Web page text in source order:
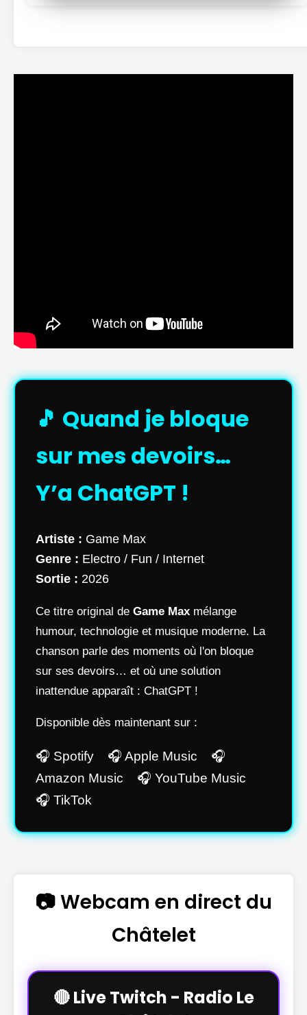
🎵 Quand je bloque
sur mes devoirs…
Y’a ChatGPT !
Artiste : Game Max
Genre : Electro / Fun / Internet
Sortie : 2026
Ce titre original de Game Max mélange
humour, technologie et musique moderne. La
chanson parle des moments où l'on bloque
sur ses devoirs… et où une solution
inattendue apparaît : ChatGPT !
Disponible dès maintenant sur :
🎧 Spotify 🎧 Apple Music 🎧
Amazon Music 🎧 YouTube Music
🎧 TikTok
📷 Webcam en direct du
Châtelet
🔴 Live Twitch - Radio Le